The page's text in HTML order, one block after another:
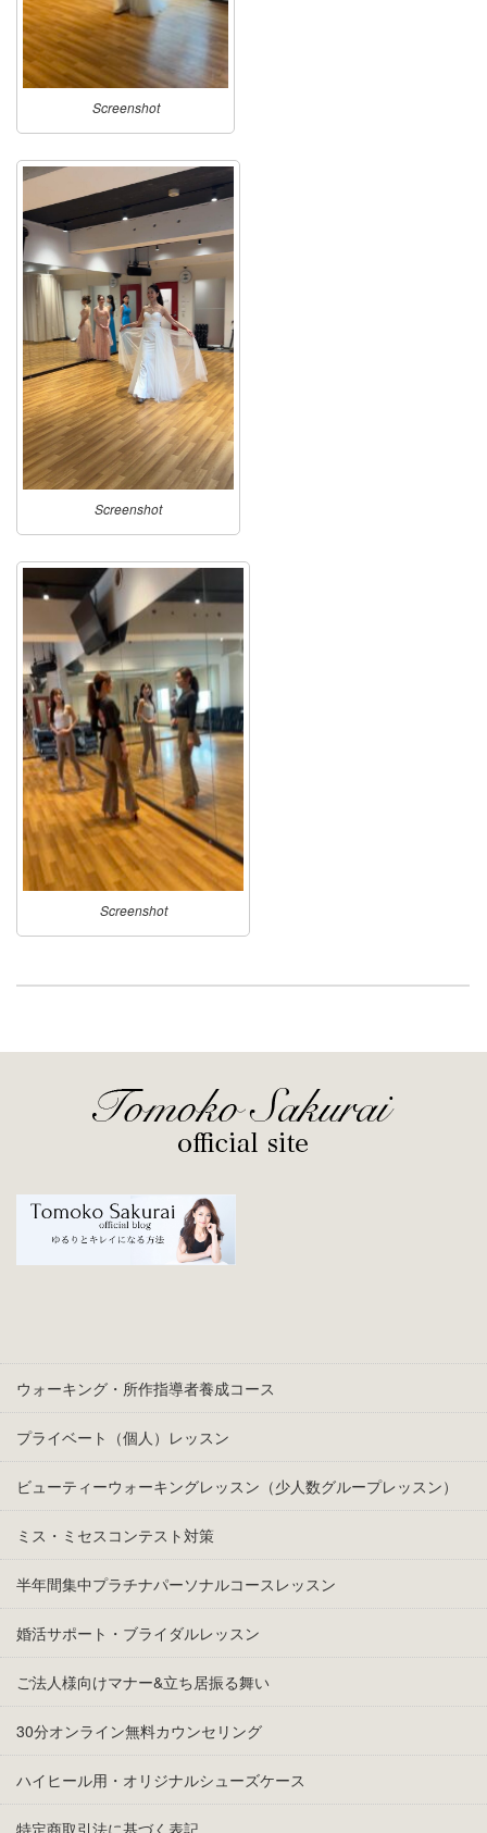
Screenshot
Screenshot
Screenshot
ウォーキング・所作指導者養成コース
プライベート（個人）レッスン
ビューティーウォーキングレッスン（少人数グループレッスン）
ミス・ミセスコンテスト対策
半年間集中プラチナパーソナルコースレッスン
婚活サポート・ブライダルレッスン
ご法人様向けマナー&立ち居振る舞い
30分オンライン無料カウンセリング
ハイヒール用・オリジナルシューズケース